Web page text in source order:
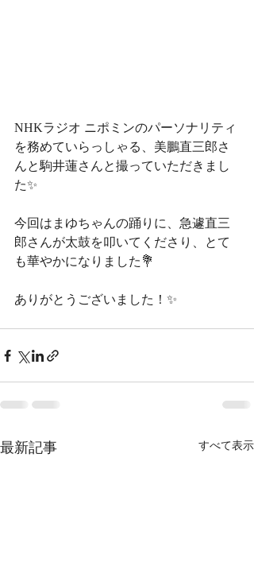
NHKラジオ ニポミンのパーソナリティ
を務めていらっしゃる、美鵬直三郎さ
んと駒井蓮さんと撮っていただきまし
た✨
今回はまゆちゃんの踊りに、急遽直三
郎さんが太鼓を叩いてくださり、とて
も華やかになりました💐
ありがとうございました！✨
最新記事 すべて表示